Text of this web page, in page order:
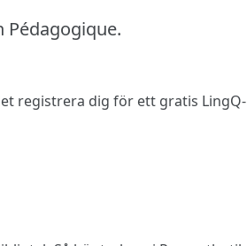
registrera dig för ett gratis LingQ-